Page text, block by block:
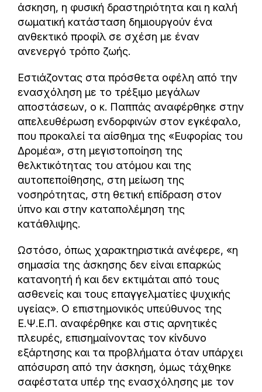
άσκηση, η φυσική δραστηριότητα και η καλή
σωματική κατάσταση δημιουργούν ένα
ανθεκτικό προφίλ σε σχέση με έναν
ανενεργό τρόπο ζωής.
Εστιάζοντας στα πρόσθετα οφέλη από την
ενασχόληση με το τρέξιμο μεγάλων
αποστάσεων, ο κ. Παππάς αναφέρθηκε στην
απελευθέρωση ενδορφινών στον εγκέφαλο,
που προκαλεί τα αίσθημα της «Ευφορίας του
Δρομέα», στη μεγιστοποίηση της
θελκτικότητας του ατόμου και της
αυτοπεποίθησης, στη μείωση της
νοσηρότητας, στη θετική επίδραση στον
ύπνο και στην καταπολέμηση της
κατάθλιψης.
Ωστόσο, όπως χαρακτηριστικά ανέφερε, «η
σημασία της άσκησης δεν είναι επαρκώς
κατανοητή ή και δεν εκτιμάται από τους
ασθενείς και τους επαγγελματίες ψυχικής
υγείας». Ο επιστημονικός υπεύθυνος της
Ε.Ψ.Ε.Π. αναφέρθηκε και στις αρνητικές
πλευρές, επισημαίνοντας τον κίνδυνο
εξάρτησης και τα προβλήματα όταν υπάρχει
απόσυρση από την άσκηση, όμως τάχθηκε
σαφέστατα υπέρ της ενασχόλησης με τον